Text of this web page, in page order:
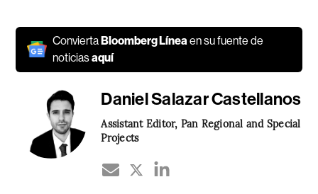
ConviertaBloomberg Línea en su fuente de
noticiasaquí
Daniel Salazar Castellanos
Assistant Editor, Pan Regional and Special
Projects